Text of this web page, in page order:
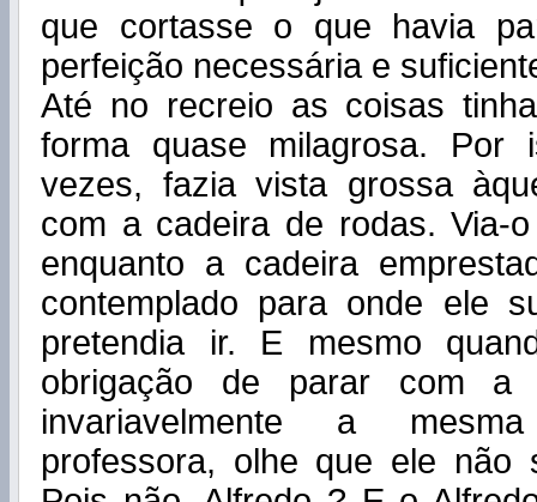
que cortasse o que havia
perfeição necessária e
Até no recreio as coisas
forma quase milagrosa. Por
vezes, fazia vista grossa
com a cadeira de rodas. Via-
enquanto a cadeira
contemplado para onde ele
pretendia ir. E mesmo
obrigação de parar com a
invariavelmente a
professora, olhe que ele não